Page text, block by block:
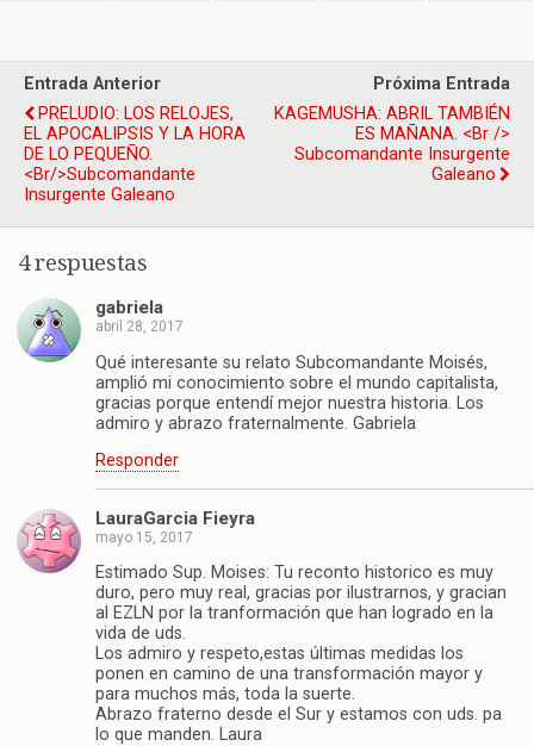
Entrada Anterior
PRELUDIO: LOS RELOJES,
EL APOCALIPSIS Y LA HORA
DE LO PEQUEÑO.
<br/>Subcomandante
Insurgente Galeano
Próxima Entrada
KAGEMUSHA: ABRIL TAMBIÉN
ES MAÑANA. <br />
Subcomandante Insurgente
Galeano
4 respuestas
gabriela
abril 28, 2017
Qué interesante su relato Subcomandante Moisés,
amplió mi conocimiento sobre el mundo capitalista,
gracias porque entendí mejor nuestra historia. Los
admiro y abrazo fraternalmente. Gabriela
Responder
LauraGarcia Fieyra
mayo 15, 2017
Estimado Sup. Moises: Tu reconto historico es muy
duro, pero muy real, gracias por ilustrarnos, y gracian
al EZLN por la tranformación que han logrado en la
vida de uds.
Los admiro y respeto,estas últimas medidas los
ponen en camino de una transformación mayor y
para muchos más, toda la suerte.
Abrazo fraterno desde el Sur y estamos con uds. pa
lo que manden. Laura